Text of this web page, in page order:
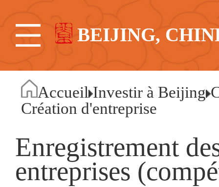
BEIJING,
Accueil Investir à Beijing
Création d'entreprise
Enregistrement
entreprises